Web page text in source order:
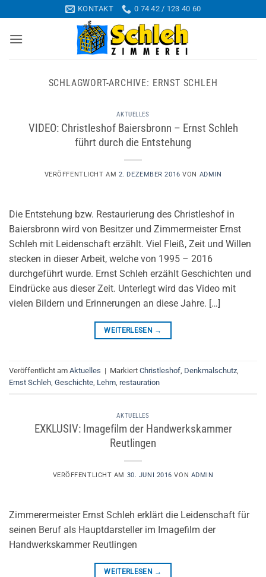
Inhalt
springen
KONTAKT 0 74 42 / 123 40 60
SCHLAGWORT-ARCHIVE: ERNST SCHLEH
AKTUELLES
VIDEO: Christleshof Baiersbronn – Ernst Schleh
führt durch die Entstehung
VERÖFFENTLICHT AM 2. DEZEMBER 2016 VON ADMIN
Die Entstehung bzw. Restaurierung des Christleshof in
Baiersbronn wird von Besitzer und Zimmermeister Ernst
Schleh mit Leidenschaft erzählt. Viel Fleiß, Zeit und Willen
stecken in dieser Arbeit, welche von 1995 – 2016
durchgeführt wurde. Ernst Schleh erzählt Geschichten und
Eindrücke aus dieser Zeit. Unterlegt wird das Video mit
vielen Bildern und Erinnerungen an diese Jahre. […]
WEITERLESEN →
Veröffentlicht am Aktuelles | Markiert Christleshof Denkmalschutz
Ernst Schleh Geschichte Lehm restauration
AKTUELLES
EXKLUSIV: Imagefilm der Handwerkskammer
Reutlingen
VERÖFFENTLICHT AM 30. JUNI 2016 VON ADMIN
Zimmerermeister Ernst Schleh erklärt die Leidenschaft für
seinen Beruf als Hauptdarsteller im Imagefilm der
Handwerkskammer Reutlingen
WEITERLESEN →